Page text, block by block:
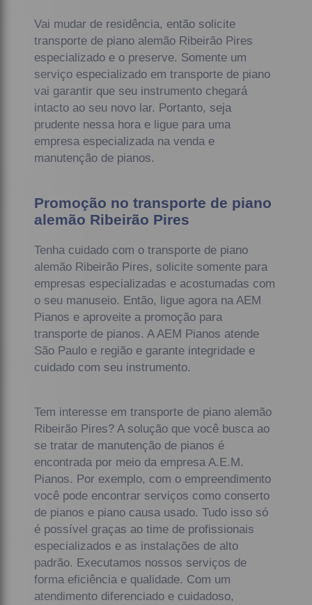
Vai mudar de residência, então solicite
transporte de piano alemão Ribeirão Pires
especializado e o preserve. Somente um
serviço especializado em transporte de piano
vai garantir que seu instrumento chegará
intacto ao seu novo lar. Portanto, seja
prudente nessa hora e ligue para uma
empresa especializada na venda e
manutenção de pianos.
Promoção no transporte de piano
alemão Ribeirão Pires
Tenha cuidado com o transporte de piano
alemão Ribeirão Pires, solicite somente para
empresas especializadas e acostumadas com
o seu manuseio. Então, ligue agora na AEM
Pianos e aproveite a promoção para
transporte de pianos. A AEM Pianos atende
São Paulo e região e garante integridade e
cuidado com seu instrumento.
Tem interesse em transporte de piano alemão
Ribeirão Pires? A solução que você busca ao
se tratar de manutenção de pianos é
encontrada por meio da empresa A.E.M.
Pianos. Por exemplo, com o empreendimento
você pode encontrar serviços como conserto
de pianos e piano causa usado. Tudo isso só
é possível graças ao time de profissionais
especializados e as instalações de alto
padrão. Executamos nossos serviços de
forma eficiência e qualidade. Com um
atendimento diferenciado e cuidadoso,